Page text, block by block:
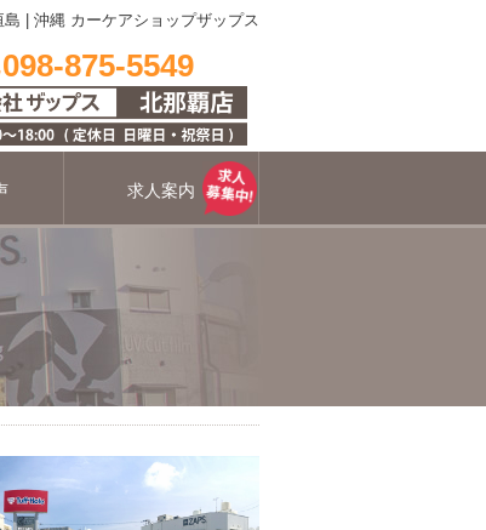
島 沖縄 カーケアショップザップス
098-875-5549
求人案内